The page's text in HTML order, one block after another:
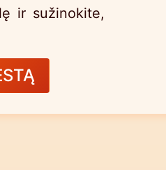
ir sužinokite,